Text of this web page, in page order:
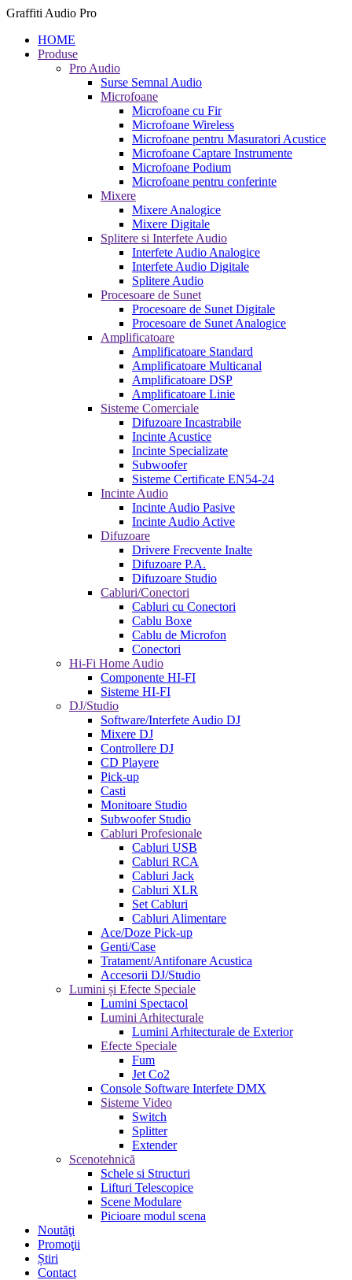
Graffiti Audio Pro
HOME
Produse
Pro Audio
Surse Semnal Audio
Microfoane
Microfoane cu Fir
Microfoane Wireless
Microfoane pentru Masuratori Acustice
Microfoane Captare Instrumente
Microfoane Podium
Microfoane pentru conferinte
Mixere
Mixere Analogice
Mixere Digitale
Splitere si Interfete Audio
Interfete Audio Analogice
Interfete Audio Digitale
Splitere Audio
Procesoare de Sunet
Procesoare de Sunet Digitale
Procesoare de Sunet Analogice
Amplificatoare
Amplificatoare Standard
Amplificatoare Multicanal
Amplificatoare DSP
Amplificatoare Linie
Sisteme Comerciale
Difuzoare Incastrabile
Incinte Acustice
Incinte Specializate
Subwoofer
Sisteme Certificate EN54-24
Incinte Audio
Incinte Audio Pasive
Incinte Audio Active
Difuzoare
Drivere Frecvente Inalte
Difuzoare P.A.
Difuzoare Studio
Cabluri/Conectori
Cabluri cu Conectori
Cablu Boxe
Cablu de Microfon
Conectori
Hi-Fi Home Audio
Componente HI-FI
Sisteme HI-FI
DJ/Studio
Software/Interfete Audio DJ
Mixere DJ
Controllere DJ
CD Playere
Pick-up
Casti
Monitoare Studio
Subwoofer Studio
Cabluri Profesionale
Cabluri USB
Cabluri RCA
Cabluri Jack
Cabluri XLR
Set Cabluri
Cabluri Alimentare
Ace/Doze Pick-up
Genti/Case
Tratament/Antifonare Acustica
Accesorii DJ/Studio
Lumini și Efecte Speciale
Lumini Spectacol
Lumini Arhitecturale
Lumini Arhitecturale de Exterior
Efecte Speciale
Fum
Jet Co2
Console Software Interfete DMX
Sisteme Video
Switch
Splitter
Extender
Scenotehnică
Schele si Structuri
Lifturi Telescopice
Scene Modulare
Picioare modul scena
Noutăţi
Promoţii
Știri
Contact